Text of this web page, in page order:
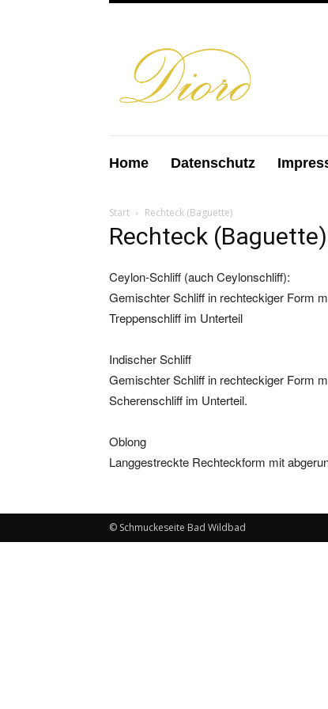
Home Datenschutz
Start Rechteck (Baguette)
Rechteck (Baguette)
Ceylon-Schliff (auch Ceylonschliff):
Gemischter Schliff in rechteckiger Form
Treppenschliff im Unterteil
Indischer Schliff
Gemischter Schliff in rechteckiger Form
Scherenschliff im Unterteil.
Oblong
Langgestreckte Rechteckform mit
© Schmuckeseite Bad Wildbad